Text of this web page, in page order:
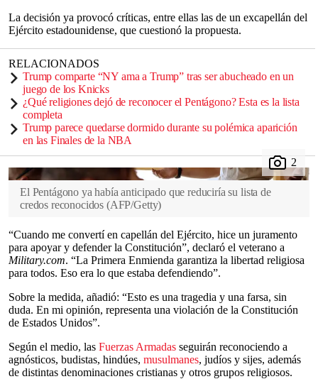
La decisión ya provocó críticas, entre ellas las de un excapellán del
Ejército estadounidense, que cuestionó la propuesta.
RELACIONADOS
Trump comparte “NY ama a Trump” tras ser abucheado en un
juego de los Knicks
¿Qué religiones dejó de reconocer el Pentágono? Esta es la lista
completa
Trump parece quedarse dormido durante su polémica aparición
en las Finales de la NBA
El Pentágono ya había anticipado que reduciría su lista de
credos reconocidos (AFP/Getty)
“Cuando me convertí en capellán del Ejército, hice un juramento
para apoyar y defender la Constitución”, declaró el veterano a
Military.com. “La Primera Enmienda garantiza la libertad religiosa
para todos. Eso era lo que estaba defendiendo”.
Sobre la medida, añadió: “Esto es una tragedia y una farsa, sin
duda. En mi opinión, representa una violación de la Constitución
de Estados Unidos”.
Según el medio, las Fuerzas Armadas seguirán reconociendo a
agnósticos, budistas, hindúes, musulmanes, judíos y sijes, además
de distintas denominaciones cristianas y otros grupos religiosos.